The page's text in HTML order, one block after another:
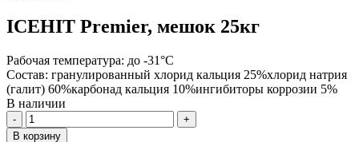
ICEHIT Premier, мешок 25кг
Рабочая температура: до -31°С
Состав: гранулированный хлорид кальция 25%хлорид натрия
(галит) 60%карбонад кальция 10%ингибиторы коррозии 5%
В наличии
Количество
В корзину